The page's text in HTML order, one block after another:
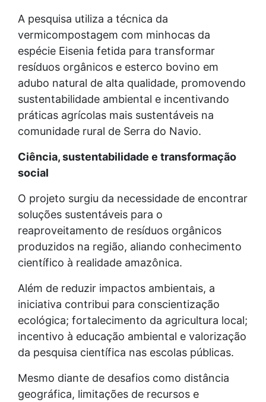
A pesquisa utiliza a técnica da
vermicompostagem com minhocas da
espécie Eisenia fetida para transformar
resíduos orgânicos e esterco bovino em
adubo natural de alta qualidade, promovendo
sustentabilidade ambiental e incentivando
práticas agrícolas mais sustentáveis na
comunidade rural de Serra do Navio.
Ciência, sustentabilidade e transformação
social
O projeto surgiu da necessidade de encontrar
soluções sustentáveis para o
reaproveitamento de resíduos orgânicos
produzidos na região, aliando conhecimento
científico à realidade amazônica.
Além de reduzir impactos ambientais, a
iniciativa contribui para conscientização
ecológica; fortalecimento da agricultura local;
incentivo à educação ambiental e valorização
da pesquisa científica nas escolas públicas.
Mesmo diante de desafios como distância
geográfica, limitações de recursos e